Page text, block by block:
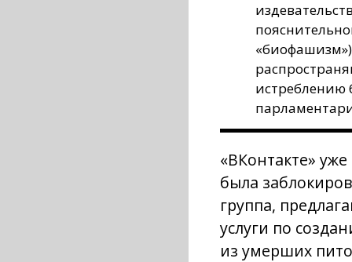
истреблению
«ВКонтакте»
была
группа,
услуги по
из умерших